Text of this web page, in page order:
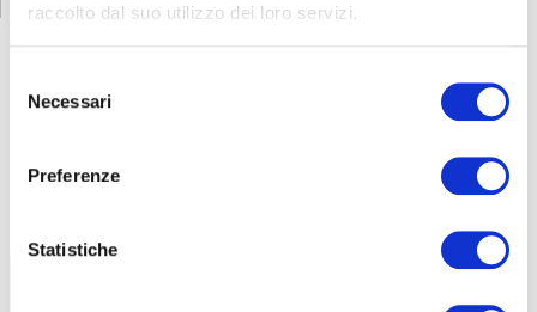
raccolto dal suo utilizzo dei loro servizi.
delNecessari
Preferenze
Statistiche
NEWS